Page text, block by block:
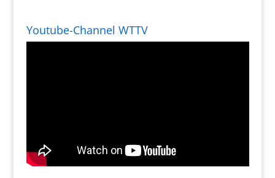
Youtube-Channel WTTV